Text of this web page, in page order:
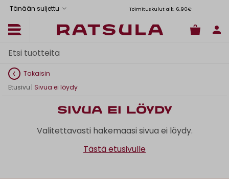
Tänään suljettu Toimituskulut alk. 6,90€
Takaisin
Etusivu | Sivua ei löydy
Sivua ei löydy
Valitettavasti hakemaasi sivua ei löydy.
Tästä etusivulle